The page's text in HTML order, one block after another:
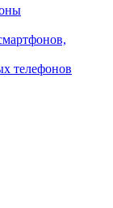
телефонов